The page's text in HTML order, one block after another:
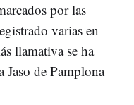
por las
varias en
llamativa se ha
de Pamplona